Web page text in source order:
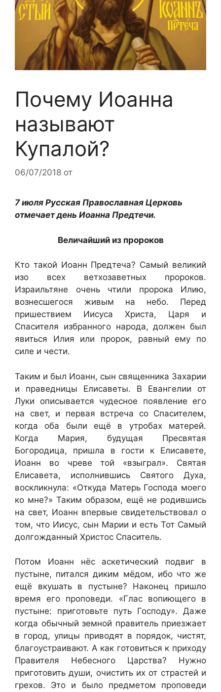
Почему Иоанна
называют
Купалой?
06/07/2018 от
7 июля Русская Православная Церковь
отмечает день Иоанна Предтечи.
Величайший из пророков
Кто такой Иоанн Предтеча? Самый великий
изо всех ветхозаветных пророков.
Израильтяне очень чтили пророка Илию,
вознесшегося живым на небо. Перед
пришествием Иисуса Христа, Царя и
Спасителя избранного народа, должен был
явиться Илия или пророк, равный ему по
силе и чести.
Таким и был Иоанн, сын священника Захарии
и праведницы Елисаветы. В Евангелии от
Луки описывается чудесное появление его
на свет, и первая встреча со Спасителем,
когда оба были ещё в утробах матерей.
Когда Мария, будущая Пресвятая
Богородица, пришла в гости к Елисавете,
Иоанн во чреве той «взыграл». Святая
Елисавета, исполнившись Святого Духа,
воскликнула: «Откуда Матерь Господа моего
ко мне?» Таким образом, ещё не родившись
на свет, Иоанн впервые свидетельствовал о
том, что Иисус, сын Марии и есть Тот Самый
долгожданный Христос Спаситель.
Потом Иоанн нёс аскетический подвиг в
пустыне, питался диким мёдом, ибо что же
ещё вкушать в пустыне? Наконец пришло
время его проповеди. «Глас вопиющего в
пустыне: приготовьте путь Господу». Даже
когда обычный земной правитель приезжает
в город, улицы приводят в порядок, чистят,
благоустраивают. А как готовиться к приходу
Правителя Небесного Царства? Нужно
приготовить души, очистить их от страстей и
грехов. Это и было предметом проповеди